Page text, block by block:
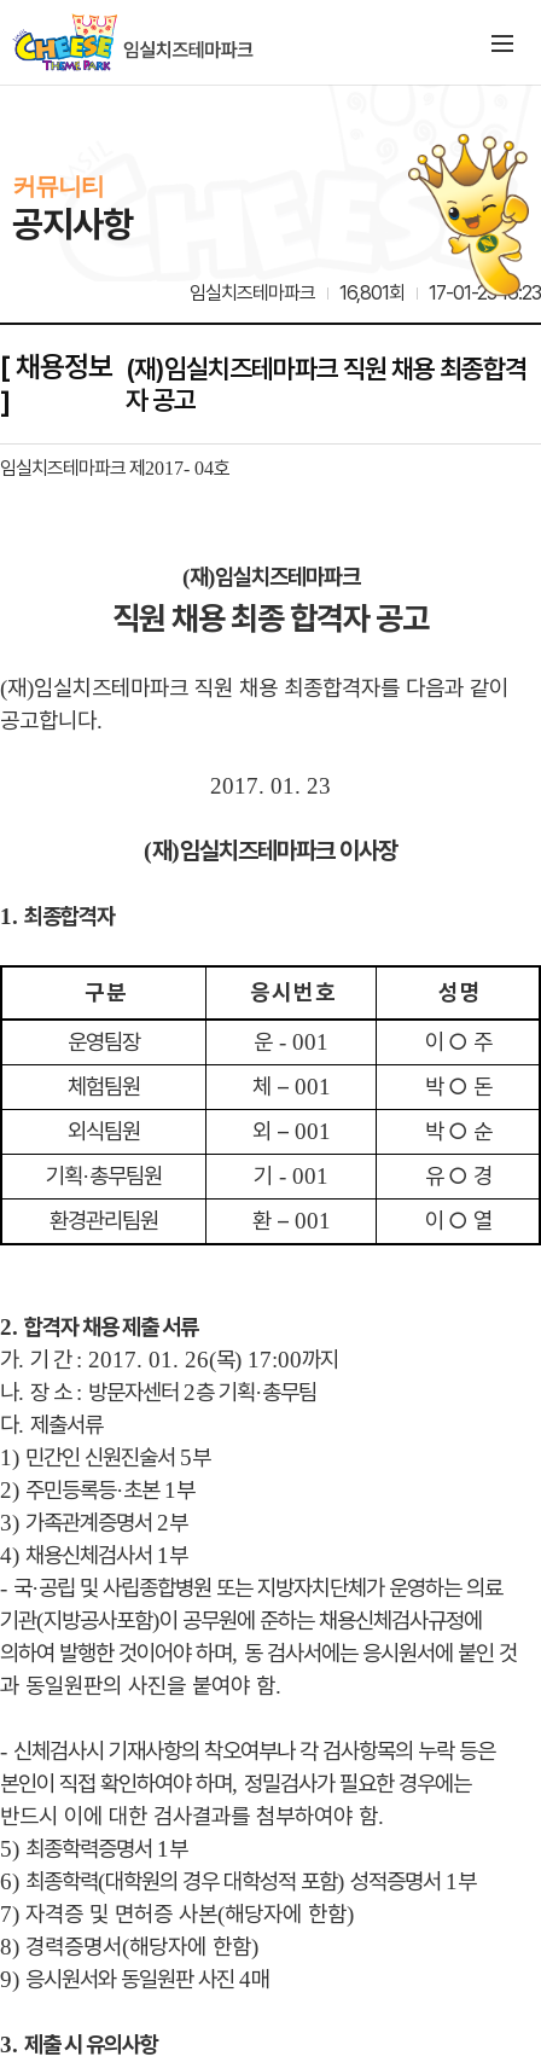
커뮤니티
공지사항
임실치즈테마파크 16,801회 17-01-23 16:23
[ 채용정보
]
(재)임실치즈테마파크 직원 채용 최종합격
자 공고
임실치즈테마파크 제 2017- 04호
(재)임실치즈테마파크
직원 채용 최종 합격자 공고
(재)임실치즈테마파크 직원 채용 최종합격자를 다음과 같이
공고합니다.
2017. 01. 23
(재)임실치즈테마파크 이사장
1. 최종합격자
구 분 응 시 번 호
성 명
운영팀장
운 - 001 이 ○ 주
체험팀원
체 – 001 박○ 돈
외식팀원
외 – 001 박○ 순
기획·총무팀원 기 - 001 유○ 경
환경관리팀원
환 – 001 이 ○ 열
2. 합격자 채용 제출 서류
가. 기 간: 2017. 01. 26(목) 17:00까지
나. 장 소: 방문자센터 2층 기획·총무팀
다. 제출서류
1) 민간인 신원진술서 5부
2) 주민등록등·초본1 부
3) 가족관계증명서 2부
4) 채용신체검사서 1 부
- 국·공립 및 사립종합병원 또는 지방자치단체가 운영하는 의료
기관(지방공사포함)이 공무원에 준하는 채용신체검사규정에
의하여 발행한 것이어야 하며, 동 검사서에는 응시원서에 붙인 것
과 동일원판의 사진을 붙여야 함.
- 신체검사시 기재사항의 착오여부나 각 검사항목의 누락 등은
본인이 직접 확인하여야 하며, 정밀검사가 필요한 경우에는
반드시 이에 대한 검사결과를 첨부하여야 함.
5) 최종학력증명서 1 부
6) 최종학력(대학원의 경우 대학성적 포함) 성적증명서 1 부
7) 자격증 및 면허증 사본(해당자에 한함)
8) 경력증명서(해당자에 한함)
9) 응시원서와 동일원판 사진 4매
3. 제출 시 유의사항